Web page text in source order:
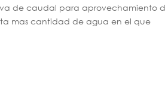
de caudal para aprovechamiento
mas cantidad de agua en el que